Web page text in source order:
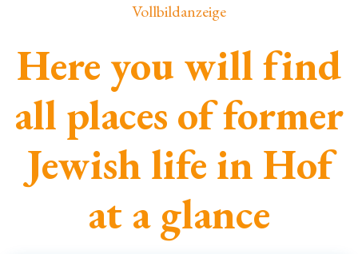
Vollbildanzeige
Here you will find
all places of former
Jewish life in Hof
at a glance